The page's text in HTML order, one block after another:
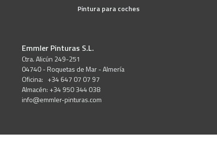
Pintura para coches
Emmler Pinturas S.L.
Ctra. Alicún 249-251
04740 - Roquetas de Mar - Almería
Oficina: +34 647 07 07 97
Almacén: +34 950 344 038
info@emmler-pinturas.com